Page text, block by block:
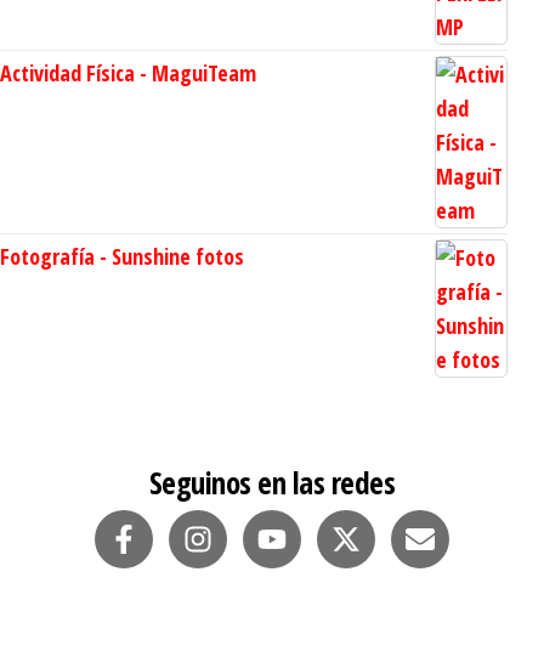
Actividad Física - MaguiTeam
Fotografía - Sunshine fotos
Seguinos en las redes